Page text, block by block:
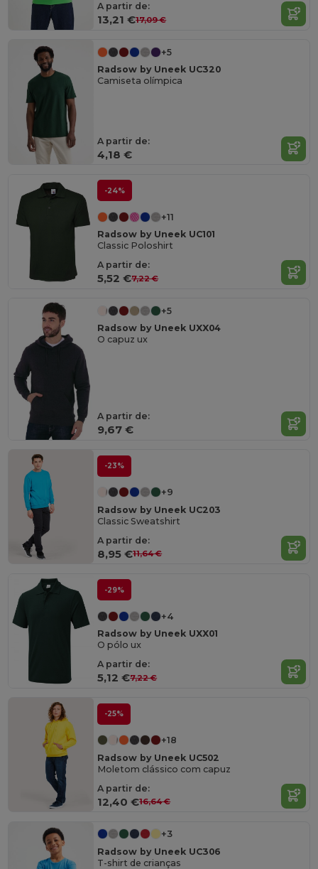
A partir de:
13,21 €17,09 €
+5
Radsow by Uneek UC320
Camiseta olímpica
A partir de:
4,18 €
-24%
+11
Radsow by Uneek UC101
Classic Poloshirt
A partir de:
5,52 €7,22 €
+5
Radsow by Uneek UXX04
O capuz ux
A partir de:
9,67 €
-23%
+9
Radsow by Uneek UC203
Classic Sweatshirt
A partir de:
8,95 €11,64 €
-29%
+4
Radsow by Uneek UXX01
O pólo ux
A partir de:
5,12 €7,22 €
-25%
+18
Radsow by Uneek UC502
Moletom clássico com capuz
A partir de:
12,40 €16,64 €
+3
Radsow by Uneek UC306
T-shirt de crianças